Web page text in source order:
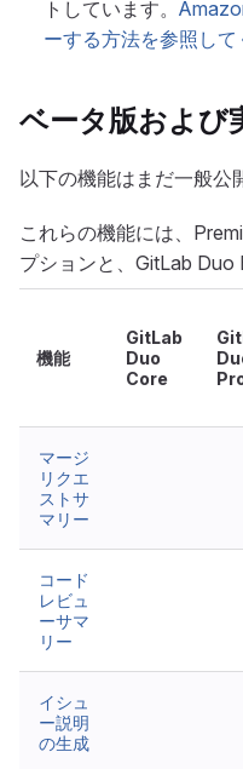
トしています。
ーする方法を参照して
ベータ版および
以下の機能はまだ一般公
これらの機能には、
プションと、GitLab Duo
機能
GitLab
Duo
Core
マージ
リクエ
ストサ
マリー
コード
レビュ
ーサマ
リー
イシュ
ー説明
の生成